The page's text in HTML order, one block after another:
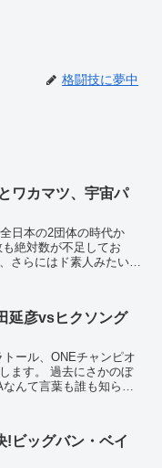
格闘技に夢中
ワカマツ、宇宙パ
日本の2団体の時代か
さらにはド素人みたいな
延彦vsヒクソング
ール、ONEチャンピオ
にさかのぼ
んて言葉も誰も知らな
!ビッグバン・ベイ